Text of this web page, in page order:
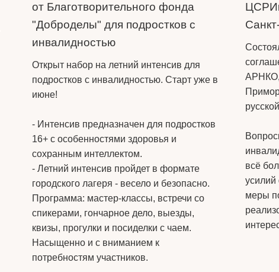
от Благотворительного фонда
"Доброделы" для подростков с
инвалидностью
Открыт набор на летний интенсив для
подростков с инвалидностью. Старт уже в
июне!
- Интенсив предназначен для подростков
16+ с особенностями здоровья и
сохранным интеллектом.
- Летний интенсив пройдет в формате
городского лагеря - весело и безопасно.
Программа: мастер‑классы, встречи со
спикерами, гончарное дело, выезды,
квизы, прогулки и посиделки с чаем.
Насыщенно и с вниманием к
потребностям участников.
всё
усилий
меры